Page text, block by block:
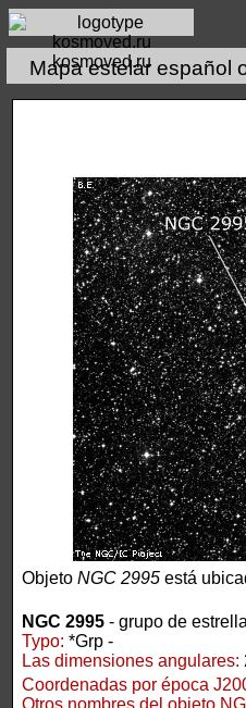
kosmoved.ru
Mapa estelar español
Objeto NGC 2995 está
NGC 2995 - grupo de
Typo: *Grp -
Las dimensiones angulares:
Coordenadas por época